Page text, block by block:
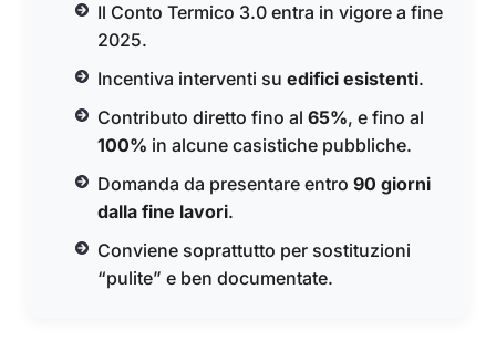
Il Conto Termico 3.0 entra in vigore a fine
2025.
Incentiva interventi su edifici esistenti.
Contributo diretto fino al 65%, e fino al
100% in alcune casistiche pubbliche.
Domanda da presentare entro 90 giorni
dalla fine lavori.
Conviene soprattutto per sostituzioni
“pulite” e ben documentate.